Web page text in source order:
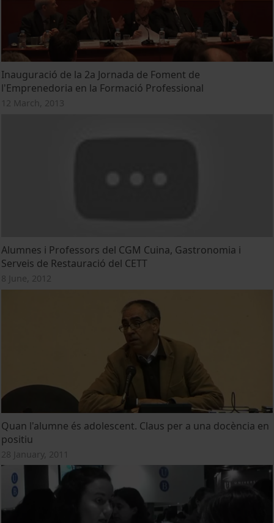
Inauguració de la 2a Jornada de Foment de
l'Emprenedoria en la Formació Professional
12 March, 2013
Alumnes i Professors del CGM Cuina, Gastronomia i
Serveis de Restauració del CETT
8 June, 2012
Quan l'alumne és adolescent. Claus per a una docència en
positiu
28 January, 2011